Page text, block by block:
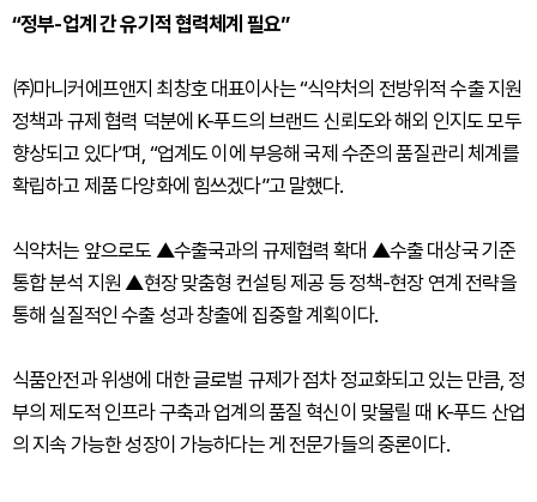
“정부-업계 간 유기적 협력체계 필요”
㈜마니커에프앤지 최창호 대표이사는 “식약처의 전방위적 수출 지원
정책과 규제 협력 덕분에 K-푸드의 브랜드 신뢰도와 해외 인지도 모두
향상되고 있다”며, “업계도 이에 부응해 국제 수준의 품질관리 체계를
확립하고 제품 다양화에 힘쓰겠다”고 말했다.
식약처는 앞으로도 ▲수출국과의 규제협력 확대 ▲수출 대상국 기준
통합 분석 지원 ▲현장 맞춤형 컨설팅 제공 등 정책-현장 연계 전략을
통해 실질적인 수출 성과 창출에 집중할 계획이다.
식품안전과 위생에 대한 글로벌 규제가 점차 정교화되고 있는 만큼, 정
부의 제도적 인프라 구축과 업계의 품질 혁신이 맞물릴 때 K-푸드 산업
의 지속 가능한 성장이 가능하다는 게 전문가들의 중론이다.